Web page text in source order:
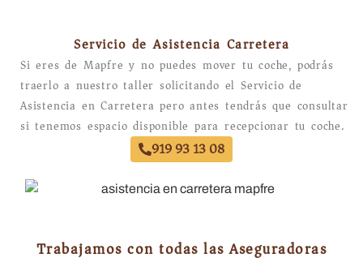
Servicio de Asistencia Carretera
Si eres de Mapfre y no puedes mover tu coche, podrás
traerlo a nuestro taller solicitando el Servicio de
Asistencia en Carretera pero antes tendrás que consultar
si tenemos espacio disponible para recepcionar tu coche.
919 93 13 08
Trabajamos con todas las Aseguradoras